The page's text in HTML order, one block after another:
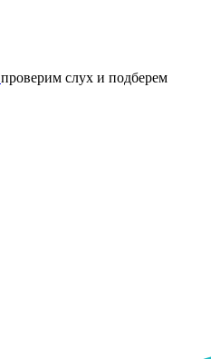
проверим слух и подберем